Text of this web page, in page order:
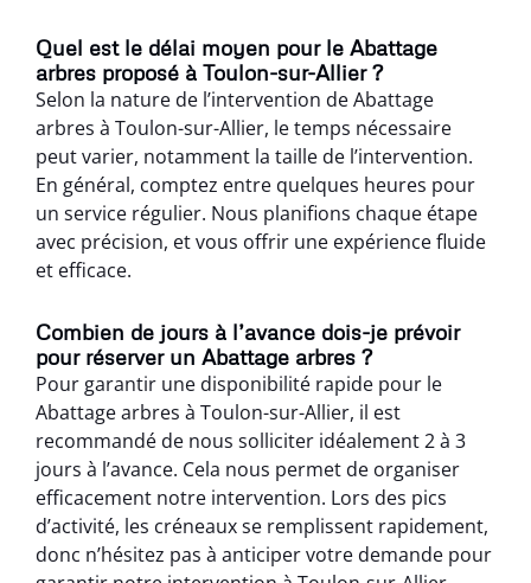
Quel est le délai moyen pour le Abattage
arbres proposé à Toulon-sur-Allier ?
Selon la nature de l’intervention de Abattage
arbres à Toulon-sur-Allier, le temps nécessaire
peut varier, notamment la taille de l’intervention.
En général, comptez entre quelques heures pour
un service régulier. Nous planifions chaque étape
avec précision, et vous offrir une expérience fluide
et efficace.
Combien de jours à l’avance dois-je prévoir
pour réserver un Abattage arbres ?
Pour garantir une disponibilité rapide pour le
Abattage arbres à Toulon-sur-Allier, il est
recommandé de nous solliciter idéalement 2 à 3
jours à l’avance. Cela nous permet de organiser
efficacement notre intervention. Lors des pics
d’activité, les créneaux se remplissent rapidement,
donc n’hésitez pas à anticiper votre demande pour